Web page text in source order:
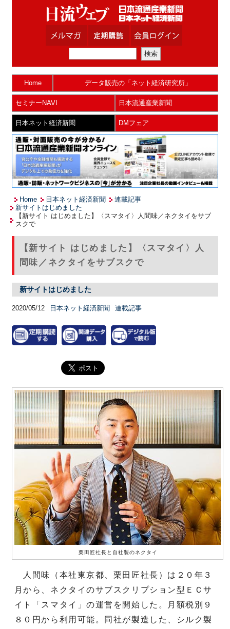
Home データ販売の「ネット経済研究所」
セミナーNAVI 日本流通産業新聞
日本ネット経済新聞 DMフェア
Home 日本ネット経済新聞
連載記事
新サイトはじめました
【新サイト はじめました】〈スマタイ〉人間味／ネクタイをサブ
スクで
【新サイト はじめました】〈スマタイ〉人
間味／ネクタイをサブスクで
新サイトはじめました
2020/05/12 日本ネット経済新聞 連載記事
栗田匠社長と自社製のネクタイ
人間味（本社東京都、栗田匠社長）は２０年３
月から、ネクタイのサブスクリプション型ＥＣサ
イト「スマタイ」の運営を開始した。月額税別９
８０円から利用可能。同社が製造した、シルク製